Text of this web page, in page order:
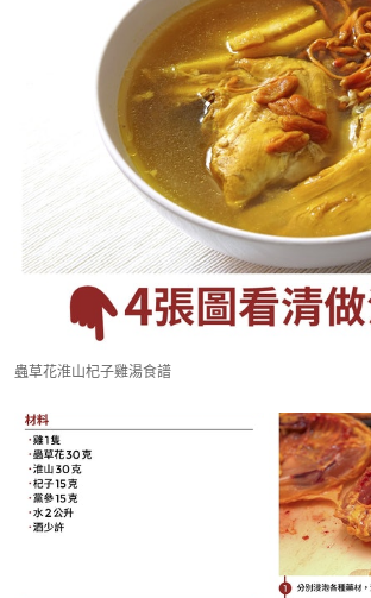
蟲草花淮山杞子雞湯食譜